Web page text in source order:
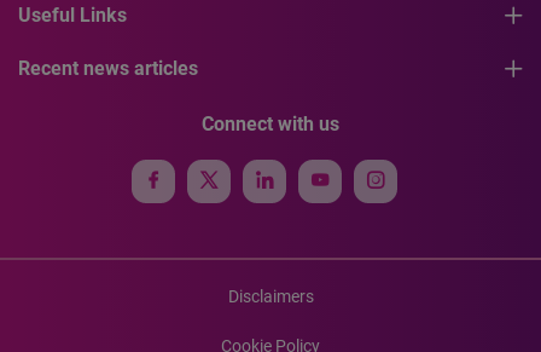
Useful Links
Recent news articles
Connect with us
Disclaimers
Cookie Policy